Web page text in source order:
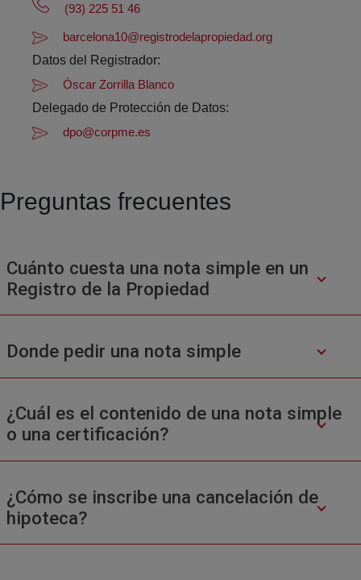
(93) 225 51 46
barcelona10@registrodelapropiedad.org
Datos del Registrador:
Óscar Zorrilla Blanco
Delegado de Protección de Datos:
dpo@corpme.es
Preguntas frecuentes
Cuánto cuesta una nota simple en un
Registro de la Propiedad
Donde pedir una nota simple
¿Cuál es el contenido de una nota simple
o una certificación?
¿Cómo se inscribe una cancelación de
hipoteca?